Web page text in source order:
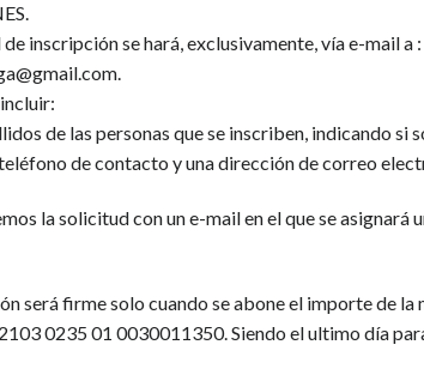
inscripción se hará, exclusivamente, vía e-mail a :
de las personas que se inscriben, indicando si
de contacto y una dirección de correo
la solicitud con un e-mail en el que se asignará
será firme solo cuando se abone el importe de la
0235 01 0030011350. Siendo el ultimo día